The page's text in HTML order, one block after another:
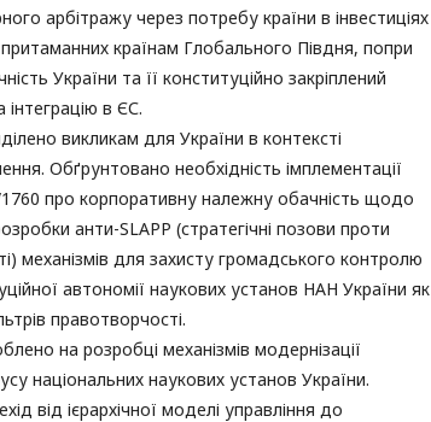
арбітражу через потребу країни в інвестиціях
притаманних країнам Глобального Півдня, попри
України та її конституційно закріплений
інтеграцію в ЄС.
викликам для України в контексті
Обґрунтовано необхідність імплементації
про корпоративну належну обачність щодо
анти-SLAPP (стратегічні позови проти
механізмів для захисту громадського контролю
автономії наукових установ НАН України як
правотворчості.
на розробці механізмів модернізації
національних наукових установ України.
від ієрархічної моделі управління до